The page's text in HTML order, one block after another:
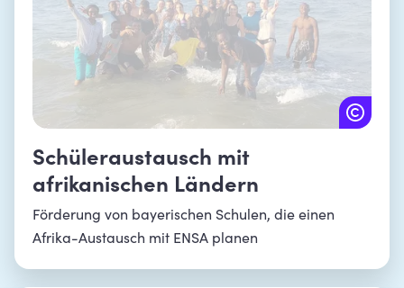
Schüleraustausch mit
afrikanischen Ländern
Förderung von bayerischen Schulen, die einen
Afrika-Austausch mit ENSA planen